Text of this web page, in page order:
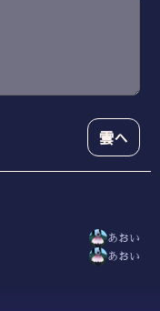
雲へ
あおい
あおい